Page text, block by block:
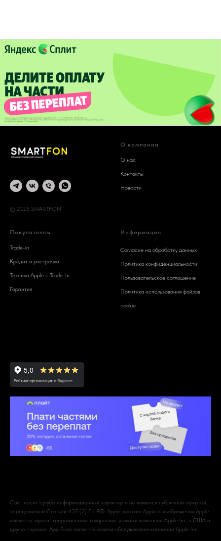
© 2025 SMARTFON
О компании
О нас
Контакты
Новости
Покупателям
Trade-in
Кредит и рассрочка
Техника Apple c Trade-In
Гарантия
Информация
Согласие на обработку данных
Политика конфиденциальности
Пользовательское соглашение
Политика использования файлов
cookie
Сайт носит сугубо информационный характер и не является публичной офертой,
определяемой Статьей 437 (2) ГК РФ. Apple, логотип Apple и изображения Apple
являются зарегистрированными товарными знаками компании Apple Inc. в США и
других странах. App Store является знаком обслуживания компании Apple Inc.